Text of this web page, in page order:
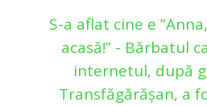
S-a aflat cine e
acasă!” - Bărbatul
internetul, după
Transfăgărășan, a